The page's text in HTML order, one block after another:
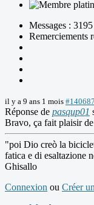
Messages : 3195
Remerciements
il y a 9 ans 1 mois #140687
Réponse de pasqup01
Bravo, ça fait plaisir
"poi Dio creò la
fatica e di esaltazione
Ghisallo
Connexion ou Créer